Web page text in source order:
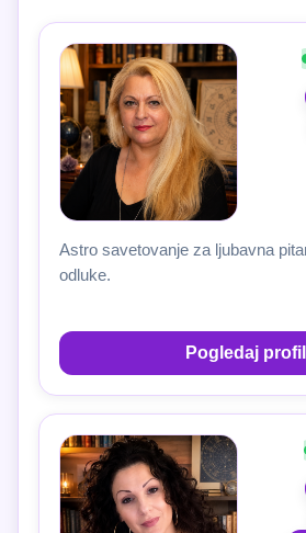
Astro savetovanje za ljubavna
odluke.
Pogledaj profil